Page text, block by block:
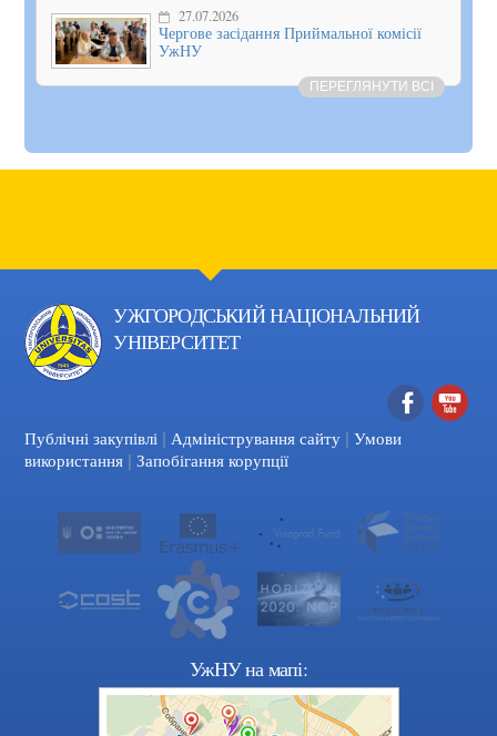
27.07.2026
Чергове засідання Приймальної комісії
УжНУ
ПЕРЕГЛЯНУТИ ВСІ
УЖГОРОДСЬКИЙ НАЦІОНАЛЬНИЙ
УНІВЕРСИТЕТ
Facebook
Публічні закупівлі | Адміністрування сайту | Умови
використання | Запобігання корупції
УжНУ на мапі: